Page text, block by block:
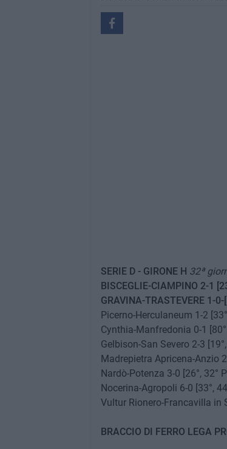
SERIE D - GIRONE H 32ª
BISCEGLIE-CIAMPINO 2-1
GRAVINA-TRASTEVERE 1-0-
Picerno-Herculaneum 1-2
Cynthia-Manfredonia 0-1 [80°
Gelbison-San Severo 2-3
Madrepietra Apricena-Anzio
Nardò-Potenza 3-0 [26°, 32°
Nocerina-Agropoli 6-0 [33°,
Vultur Rionero-Francavilla in
BRACCIO DI FERRO LEGA